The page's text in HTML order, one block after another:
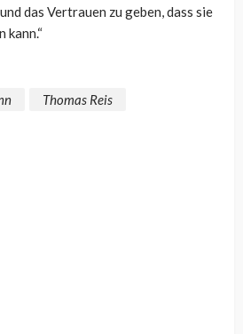
das Vertrauen zu geben, dass sie
kann.“
Thomas Reis